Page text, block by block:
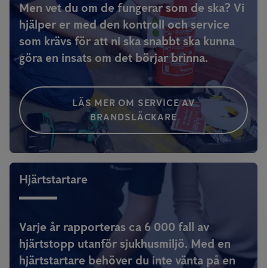
Men vet du om de fungerar som de ska? Vi
hjälper er med den kontroll och service
som krävs för att ni ska snabbt ska kunna
göra en insats om det börjar brinna.
LÄS MER OM SERVICE AV
BRANDSLÄCKARE
Hjärtstartare
Varje år rapporteras ca 6 000 fall av
hjärtstopp utanför sjukhusmiljö. Med en
hjärtstartare behöver du inte vänta på en